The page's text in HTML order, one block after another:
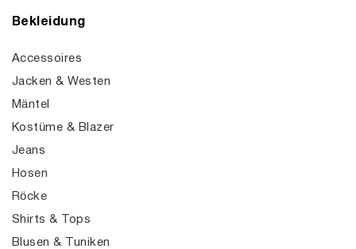
Bekleidung
Accessoires
Jacken & Westen
Mäntel
Kostüme & Blazer
Jeans
Hosen
Röcke
Shirts & Tops
Blusen & Tuniken